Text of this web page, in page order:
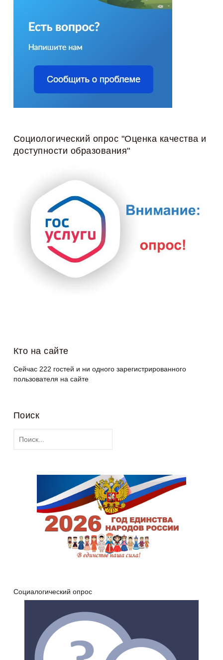
Социологический опрос "Оценка качества и
доступности образования"
Кто на сайте
Сейчас 222 гостей и ни одного зарегистрированного
пользователя на сайте
Поиск
Социалогический опрос